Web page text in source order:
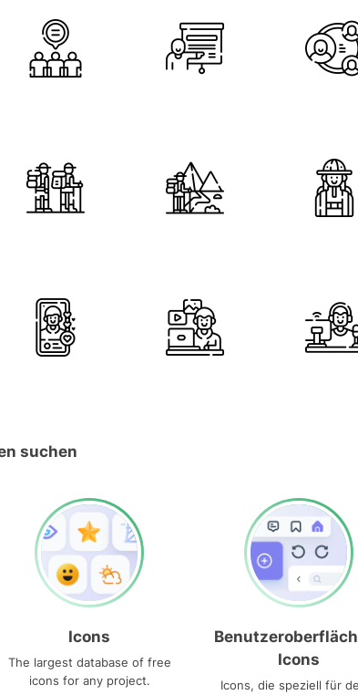
suchen
Icons
The largest database of free
icons for any project.
Icons
Icons, die speziell für